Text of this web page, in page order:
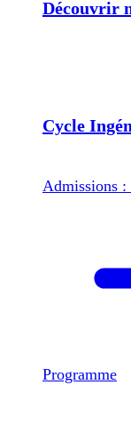
Découvrir
Cycle
Admissions
Programme